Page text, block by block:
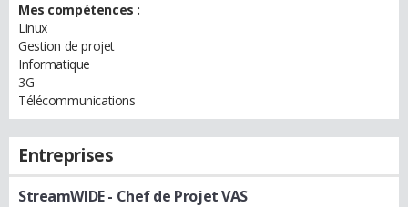
Mes compétences :
Linux
Gestion de projet
Informatique
3G
Télécommunications
Entreprises
StreamWIDE- Chef de Projet VAS